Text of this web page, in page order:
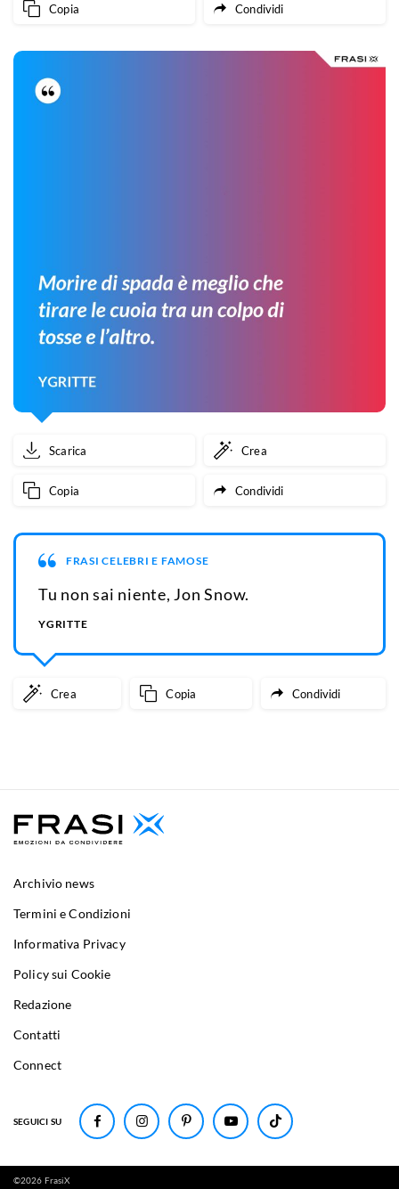
Copia Condividi
Scarica Crea
Copia Condividi
FRASI CELEBRI E FAMOSE
Tu non sai niente, Jon Snow.
YGRITTE
Crea Copia Condividi
SEGUICI SU
Archivio news
Termini e Condizioni
Informativa Privacy
Policy sui Cookie
Redazione
Contatti
Connect
©2026 FrasiX